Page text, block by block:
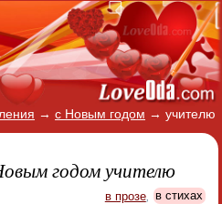
→ с Новым годом → учителю
годом учителю
в прозе, в стихах